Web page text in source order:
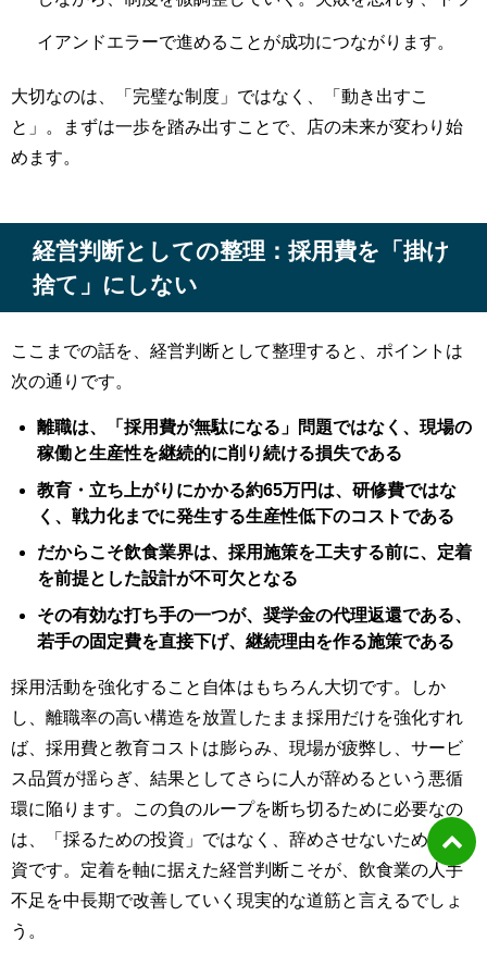
イアンドエラーで進めることが成功につながります。
大切なのは、「完璧な制度」ではなく、「動き出すこ
と」。まずは一歩を踏み出すことで、店の未来が変わり始
めます。
経営判断としての整理：採用費を「掛け
捨て」にしない
ここまでの話を、経営判断として整理すると、ポイントは
次の通りです。
離職は、「採用費が無駄になる」問題ではなく、現場の
稼働と生産性を継続的に削り続ける損失である
教育・立ち上がりにかかる約65万円は、研修費ではな
く、戦力化までに発生する生産性低下のコストである
だからこそ飲食業界は、採用施策を工夫する前に、定着
を前提とした設計が不可欠となる
その有効な打ち手の一つが、奨学金の代理返還である、
若手の固定費を直接下げ、継続理由を作る施策である
採用活動を強化すること自体はもちろん大切です。しか
し、離職率の高い構造を放置したまま採用だけを強化すれ
ば、採用費と教育コストは膨らみ、現場が疲弊し、サービ
ス品質が揺らぎ、結果としてさらに人が辞めるという悪循
環に陥ります。この負のループを断ち切るために必要なの
は、「採るための投資」ではなく、辞めさせないための投
資です。定着を軸に据えた経営判断こそが、飲食業の人手
不足を中長期で改善していく現実的な道筋と言えるでしょ
う。